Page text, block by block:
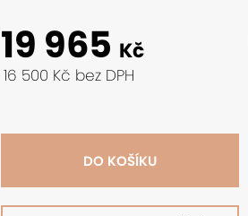
19 965 Kč
16 500 Kč bez DPH
DO KOŠÍKU